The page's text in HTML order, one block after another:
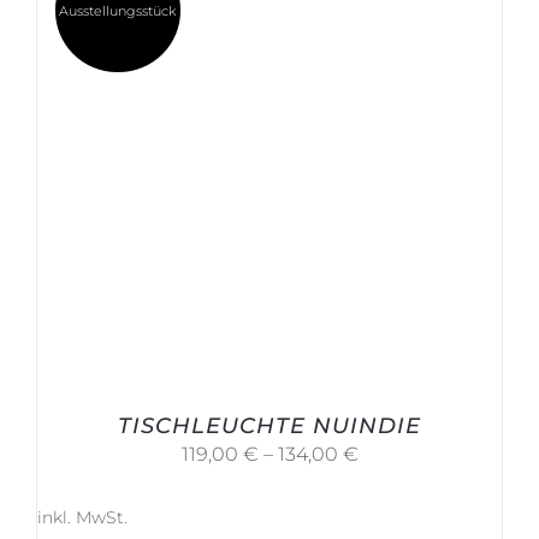
Ausstellungsstück
TISCHLEUCHTE NUINDIE
119,00 € – 134,00 €
inkl. MwSt.